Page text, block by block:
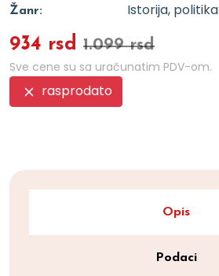
Žanr: Istorija, politika
934 rsd 1.099 rsd
Sve cene su sa uračunatim PDV-om.
rasprodato
Opis
Podaci